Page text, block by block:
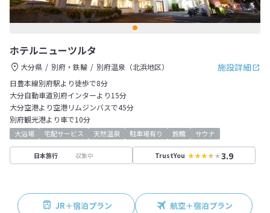
ホテルニューツルタ
施設詳細
大分県 別府・鉄輪
別府温泉（北浜地区）
日豊本線別府駅より徒歩で8分
大分自動車道別府インターより15分
大分空港より空港リムジンバスで45分
別府観光港より車で10分
大浴場 宅配サービス 天然温泉 駐車場有り 旅館 サウナ
日本旅行 収集中 TrustYou 3.9
JR＋宿泊プラン 航空＋宿泊プラン